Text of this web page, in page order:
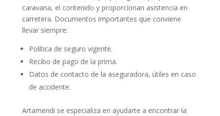
caravana, el contenido y proporcionan asistencia en
carretera. Documentos importantes que conviene
llevar siempre:
Política de seguro vigente.
Recibo de pago de la prima.
Datos de contacto de la aseguradora, útiles en caso
de accidente.
Artamendi se especializa en ayudarte a encontrar la